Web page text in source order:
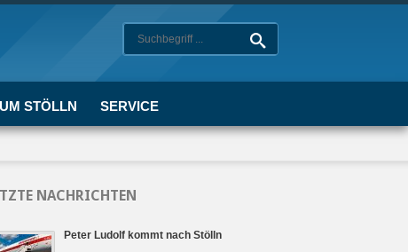
STÖLLN SERVICE
NACHRICHTEN
Peter Ludolf kommt nach Stölln